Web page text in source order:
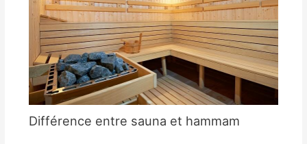
Différence entre sauna et hammam